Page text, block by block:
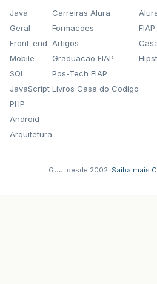
Java
Geral
Front-end
Mobile
SQL
JavaScript
PHP
Android
Arquitetura
Carreiras Alura
Formacoes
Artigos
Graduacao FIAP
Pos-Tech FIAP
Livros Casa do Codigo
FIAP
GUJ: desde 2002. Saiba mais